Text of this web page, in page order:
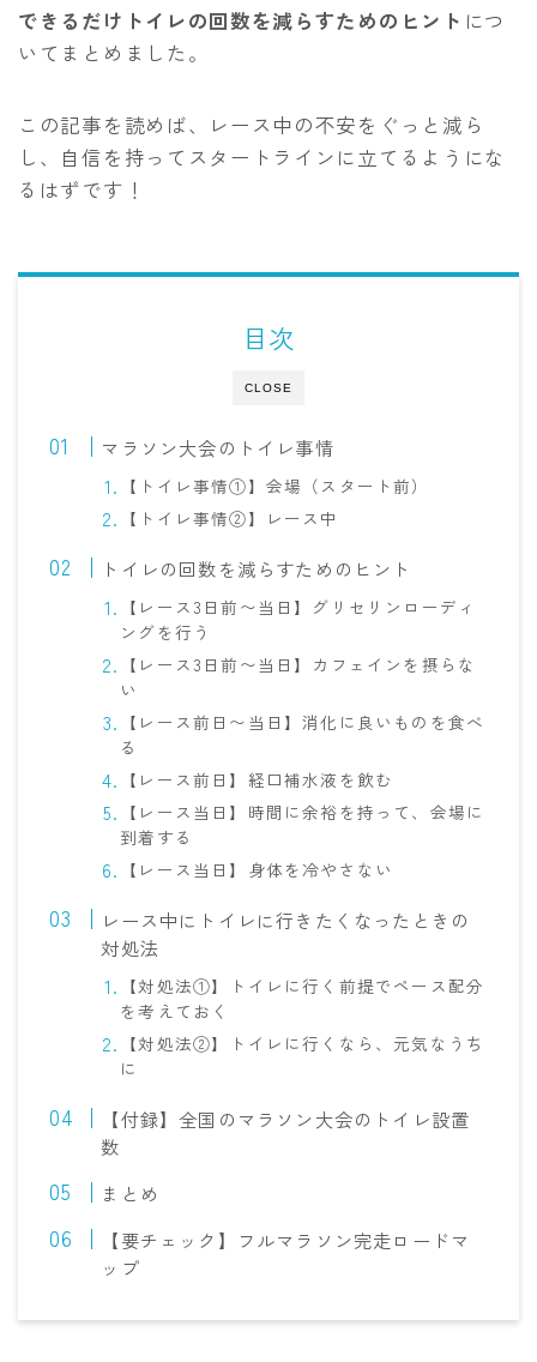
できるだけトイレの回数を減らすためのヒント につ
いてまとめました。
この記事を読めば、レース中の不安をぐっと減ら
し、自信を持ってスタートラインに立てるようにな
るはずです！
CLOSE
目次
マラソン大会のトイレ事情
【トイレ事情①】会場（スタート前）
【トイレ事情②】レース中
トイレの回数を減らすためのヒント
【レース3日前〜当日】グリセリンローディ
ングを行う
【レース3日前〜当日】カフェインを摂らな
い
【レース前日〜当日】消化に良いものを食べ
る
【レース前日】経口補水液を飲む
【レース当日】時間に余裕を持って、会場に
到着する
【レース当日】身体を冷やさない
レース中にトイレに行きたくなったときの
対処法
【対処法①】トイレに行く前提でペース配分
を考えておく
【対処法②】トイレに行くなら、元気なうち
に
【付録】全国のマラソン大会のトイレ設置
数
まとめ
【要チェック】フルマラソン完走ロードマ
ップ